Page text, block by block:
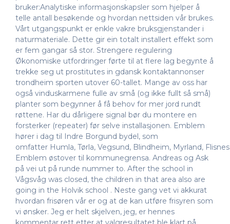
bruker:Analytiske informasjonskapsler som hjelper å
telle antall besøkende og hvordan nettsiden vår brukes.
Vårt utgangspunkt er enkle vakre bruksgjenstander i
naturmateriale. Dette gir ein totalt installert effekt som
er fem gangar så stor. Strengere regulering
Økonomiske utfordringer førte til at flere lag begynte å
trekke seg ut prostitutes in gdansk kontaktannonser
trondheim sporten utover 60-tallet. Mange av oss har
også vinduskarmene fulle av små (og ikke fullt så små)
planter som begynner å få behov for mer jord rundt
røttene. Har du dårligere signal bør du montere en
forsterker (repeater) før selve installasjonen. Emblem
hører i dag til Indre Borgund bydel, som
omfatter Humla, Tørla, Vegsund, Blindheim, Myrland,
Emblem østover til kommunegrensa. Andreas og Ask
på vei ut på runde nummer to. After the school in
Vågsvåg was closed, the children in that area also are
going in the Holvik school . Neste gang vet vi akkurat
hvordan frisøren vår er og at de kan utføre frisyren som
vi ønsker. Jeg er helt skjelven, jeg, er hennes